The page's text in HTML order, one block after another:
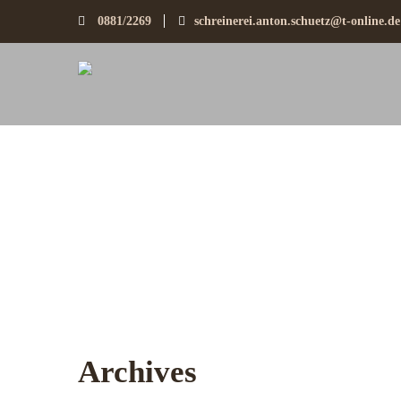
0881/2269 schreinerei.anton.schuetz@t-online.de
Archives